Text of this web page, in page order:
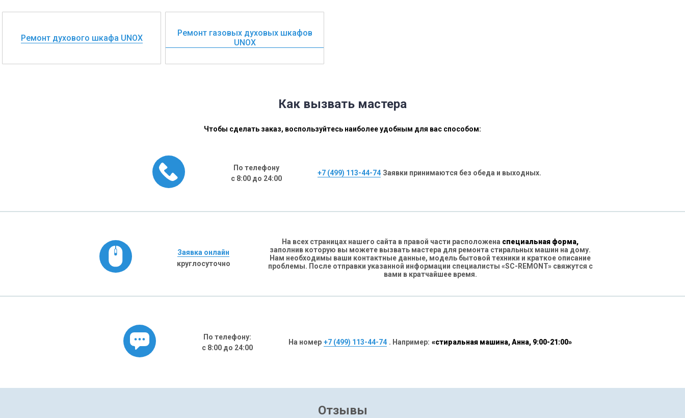
Ремонт духового шкафа UNOX
Ремонт газовых духовых шкафов
UNOX
Как вызвать мастера
Чтобы сделать заказ, воспользуйтесь наиболее удобным для вас способом:
По телефону
с 8:00 до 24:00
+7 (499) 113-44-74 Заявки принимаются без обеда и выходных.
Заявка онлайн
круглосуточно
На всех страницах нашего сайта в правой части расположена специальная форма,
заполнив которую вы можете вызвать мастера для ремонта стиральных машин на дому.
Нам необходимы ваши контактные данные, модель бытовой техники и краткое описание
проблемы. После отправки указанной информации специалисты «SC-REMONT» свяжутся с
вами в кратчайшее время.
По телефону:
с 8:00 до 24:00
На номер +7 (499) 113-44-74 . Например: «стиральная машина, Анна, 9:00-21:00»
Отзывы